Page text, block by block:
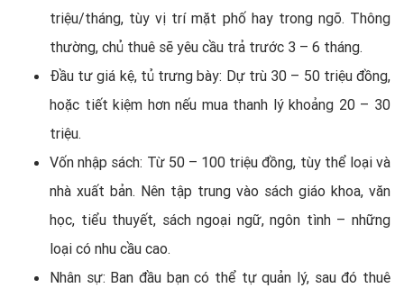
triệu/tháng, tùy vị trí mặt phố hay trong ngõ. Thông
thường, chủ thuê sẽ yêu cầu trả trước 3 – 6 tháng.
Đầu tư giá kệ, tủ trưng bày: Dự trù 30 – 50 triệu đồng,
hoặc tiết kiệm hơn nếu mua thanh lý khoảng 20 – 30
triệu.
Vốn nhập sách: Từ 50 – 100 triệu đồng, tùy thể loại và
nhà xuất bản. Nên tập trung vào sách giáo khoa, văn
học, tiểu thuyết, sách ngoại ngữ, ngôn tình – những
loại có nhu cầu cao.
Nhân sự: Ban đầu bạn có thể tự quản lý, sau đó thuê